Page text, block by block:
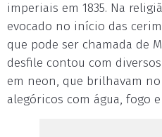
imperiais em 1835. Na
evocado no início das
que pode ser chamada de
desfile contou com
em neon, que brilhavam
alegóricos com água, fogo